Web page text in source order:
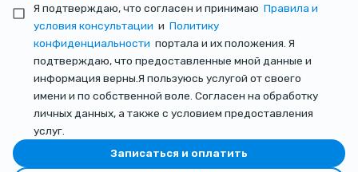
Я подтверждаю, что согласен и принимаю Правила и
условия консультации и Политику
конфиденциальности портала и их положения. Я
подтверждаю, что предоставленные мной данные и
информация верны.Я пользуюсь услугой от своего
имени и по собственной воле. Согласен на обработку
личных данных, а также с условием предоставления
услуг.
Записаться и оплатить